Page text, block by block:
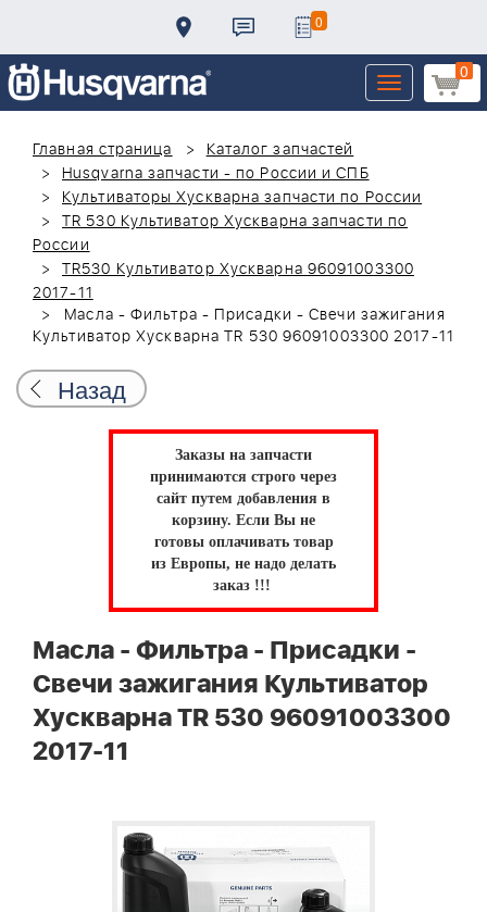
0
0
Toggle
navigation
Главная страница
Каталог запчастей
Husqvarna запчасти - по России и СПБ
Культиваторы Хускварна запчасти по России
TR 530 Культиватор Хускварна запчасти по
России
TR530 Культиватор Хускварна 96091003300
2017-11
Масла - Фильтра - Присадки - Свечи зажигания
Культиватор Хускварна TR 530 96091003300 2017-11
Назад
Заказы на запчасти
принимаются строго через
сайт путем добавления в
корзину. Если Вы не
готовы оплачивать товар
из Европы, не надо делать
заказ !!!
Масла - Фильтра - Присадки -
Свечи зажигания Культиватор
Хускварна TR 530 96091003300
2017-11